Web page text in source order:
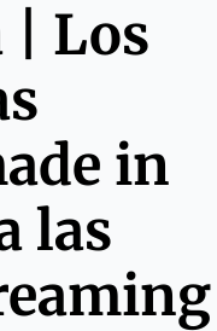
| Los
in
las